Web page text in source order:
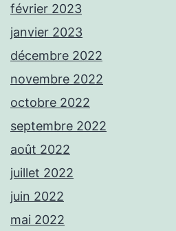
février 2023
janvier 2023
décembre 2022
novembre 2022
octobre 2022
septembre 2022
août 2022
juillet 2022
juin 2022
mai 2022